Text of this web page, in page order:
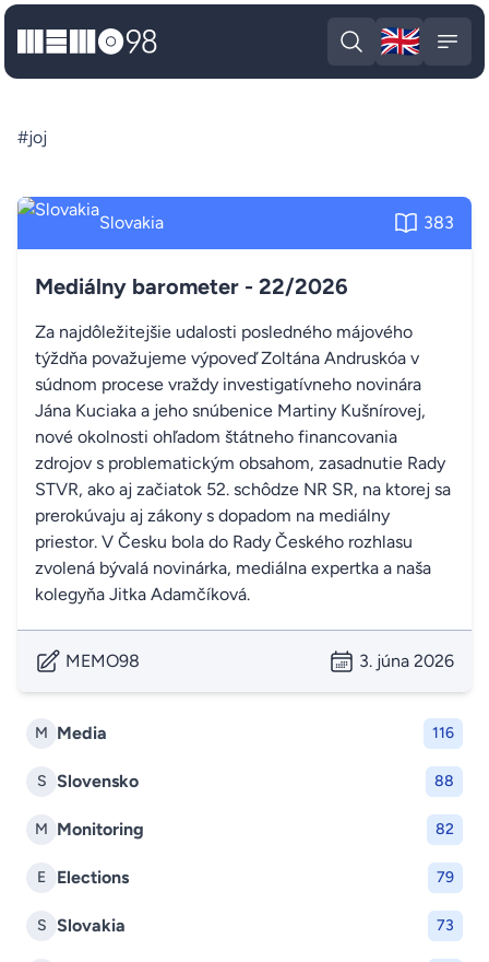
MEMO98
Open search
🇬🇧
M Media 116
S Slovensko 88
M Monitoring 82
E Elections 79
S Slovakia 73
#joj
Slovakia 383
Mediálny barometer - 22/2026
Za najdôležitejšie udalosti posledného májového
týždňa považujeme výpoveď Zoltána Andruskóa v
súdnom procese vraždy investigatívneho novinára
Jána Kuciaka a jeho snúbenice Martiny Kušnírovej,
nové okolnosti ohľadom štátneho financovania
zdrojov s problematickým obsahom, zasadnutie Rady
STVR, ako aj začiatok 52. schôdze NR SR, na ktorej sa
prerokúvaju aj zákony s dopadom na mediálny
priestor. V Česku bola do Rady Českého rozhlasu
zvolená bývalá novinárka, mediálna expertka a naša
kolegyňa Jitka Adamčíková.
MEMO98 3. júna 2026